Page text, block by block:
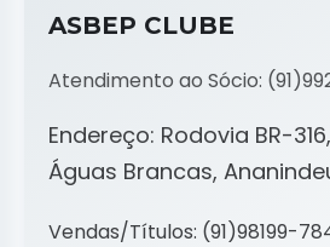
ASBEP CLUBE
Atendimento ao Sócio:
Endereço: Rodovia BR-
Águas Brancas,
Vendas/Títulos: (91)98199-